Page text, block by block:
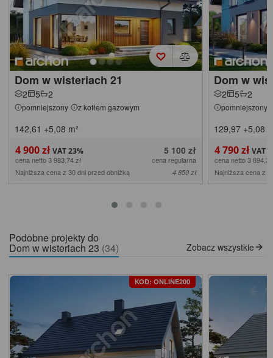
Dom w wisteriach 21
2 5 2
pomniejszony z kotłem gazowym
142,61 +5,08 m²
4 900 zł 5 100 zł
cena netto 3 983,74 zł
cena regularna
Najniższa cena z 30 dni przed obniżką
4 850 zł
Dom w
2 5 2
pomniejszony
129,97 +5,08
4 790 zł
cena netto 3
Najniższa cena z
Podobne projekty do
Dom w wisteriach 23 (34) Zobacz wszystkie
KOD: ONLINE200